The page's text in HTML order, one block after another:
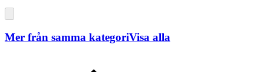
Mer från samma kategoriVisa alla